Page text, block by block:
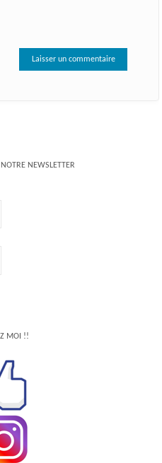
NEWSLETTER
MOI !!